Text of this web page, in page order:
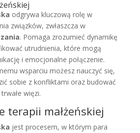
odgrywa kluczową rolę w
związków, zwłaszcza w
. Pomaga zrozumieć dynamikę
utrudnienia, które mogą
i emocjonalne połączenie.
wsparciu możesz nauczyć się,
sobie z konfliktami oraz budować
więzi.
terapii małżeńskiej
jest procesem, w którym para